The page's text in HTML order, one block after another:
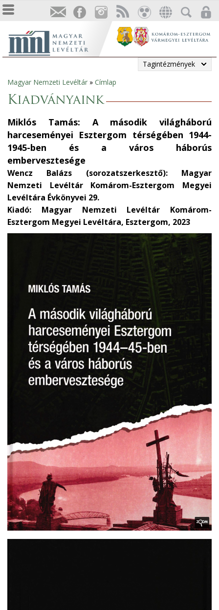
Tagintézmények
Jelenlegi
hely
Magyar Nemzeti Levéltár » Címlap
Kiadványaink
Miklós Tamás: A második világháború
harceseményei Esztergom térségében 1944-
1945-ben és a város háborús
embervesztesége
Wencz Balázs (sorozatszerkesztő): Magyar
Nemzeti Levéltár Komárom-Esztergom Megyei
Levéltára Évkönyvei 29.
Kiadó: Magyar Nemzeti Levéltár Komárom-
Esztergom Megyei Levéltára, Esztergom, 2023